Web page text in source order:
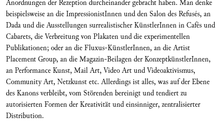
Anordnungen der Rezeption durcheinander gebracht haben. Man denke
beispielsweise an die ImpressionistInnen und den Salon des Refusés, an
Dada und die Ausstellungen surrealistischer KünstlerInnen in Cafés und
Cabarets, die Verbreitung von Plakaten und die experimentellen
Publikationen; oder an die Fluxus-KünstlerInnen, an die Artist
Placement Group, an die Magazin-Beilagen der KonzeptkünstlerInnen,
an Performance Kunst, Mail Art, Video Art und Videoaktivismus,
Community Art, Netzkunst etc. Allerdings ist alles, was auf der Ebene
des Kanons verbleibt, vom Störenden bereinigt und tendiert zu
autorisierten Formen der Kreativität und einsinniger, zentralisierter
Distribution.